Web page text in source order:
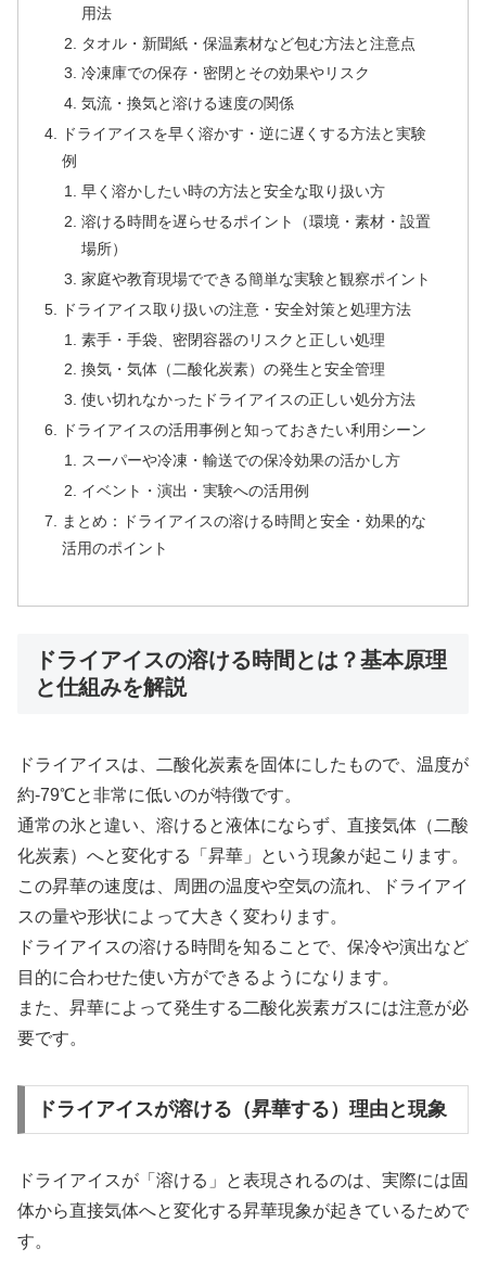
用法
タオル・新聞紙・保温素材など包む方法と注意点
冷凍庫での保存・密閉とその効果やリスク
気流・換気と溶ける速度の関係
ドライアイスを早く溶かす・逆に遅くする方法と実験
例
早く溶かしたい時の方法と安全な取り扱い方
溶ける時間を遅らせるポイント（環境・素材・設置
場所）
家庭や教育現場でできる簡単な実験と観察ポイント
ドライアイス取り扱いの注意・安全対策と処理方法
素手・手袋、密閉容器のリスクと正しい処理
換気・気体（二酸化炭素）の発生と安全管理
使い切れなかったドライアイスの正しい処分方法
ドライアイスの活用事例と知っておきたい利用シーン
スーパーや冷凍・輸送での保冷効果の活かし方
イベント・演出・実験への活用例
まとめ：ドライアイスの溶ける時間と安全・効果的な
活用のポイント
ドライアイスの溶ける時間とは？基本原理
と仕組みを解説
ドライアイスは、二酸化炭素を固体にしたもので、温度が
約-79℃と非常に低いのが特徴です。
通常の氷と違い、溶けると液体にならず、直接気体（二酸
化炭素）へと変化する「昇華」という現象が起こります。
この昇華の速度は、周囲の温度や空気の流れ、ドライアイ
スの量や形状によって大きく変わります。
ドライアイスの溶ける時間を知ることで、保冷や演出など
目的に合わせた使い方ができるようになります。
また、昇華によって発生する二酸化炭素ガスには注意が必
要です。
ドライアイスが溶ける（昇華する）理由と現象
ドライアイスが「溶ける」と表現されるのは、実際には固
体から直接気体へと変化する昇華現象が起きているためで
す。